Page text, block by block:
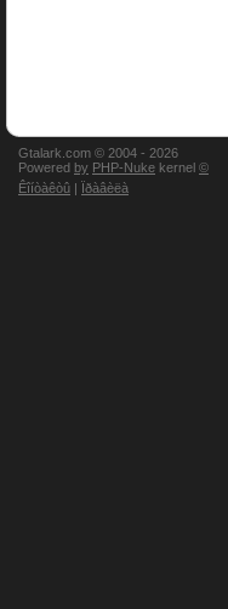
Gtalark.com © 2004 - 2026
Powered by PHP-Nuke kernel ©
Êîíòàêòû | Ïðàâèëà